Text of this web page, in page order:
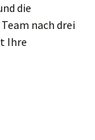
die
nach drei
Ihre